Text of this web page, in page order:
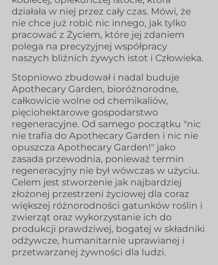
działała w niej przez cały czas. Mówi, że
nie chce już robić nic innego, jak tylko
pracować z Życiem, które jej zdaniem
polega na precyzyjnej współpracy
naszych bliźnich żywych istot i Człowieka.
Stopniowo zbudował i nadal buduje
Apothecary Garden, bioróżnorodne,
całkowicie wolne od chemikaliów,
pięciohektarowe gospodarstwo
regeneracyjne. Od samego początku "nic
nie trafia do Apothecary Garden i nic nie
opuszcza Apothecary Garden!" jako
zasada przewodnia, ponieważ termin
regeneracyjny nie był wówczas w użyciu.
Celem jest stworzenie jak najbardziej
złożonej przestrzeni życiowej dla coraz
większej różnorodności gatunków roślin i
zwierząt oraz wykorzystanie ich do
produkcji prawdziwej, bogatej w składniki
odżywcze, humanitarnie uprawianej i
przetwarzanej żywności dla ludzi.